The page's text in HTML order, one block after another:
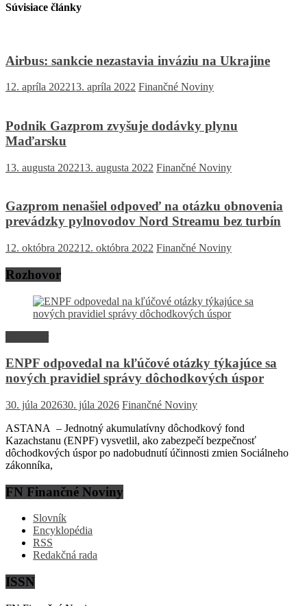
Súvisiace články
Airbus: sankcie nezastavia inváziu na Ukrajine
12. apríla 202213. apríla 2022 Finančné Noviny
Podnik Gazprom zvyšuje dodávky plynu
Maďarsku
13. augusta 202213. augusta 2022 Finančné Noviny
Gazprom nenašiel odpoveď na otázku obnovenia
prevádzky pylnovodov Nord Streamu bez turbín
12. októbra 202212. októbra 2022 Finančné Noviny
Rozhovor
ENPF odpovedal na kľúčové otázky týkajúce sa
nových pravidiel správy dôchodkových úspor
30. júla 202630. júla 2026 Finančné Noviny
ASTANA – Jednotný akumulatívny dôchodkový fond
Kazachstanu (ENPF) vysvetlil, ako zabezpečí bezpečnosť
dôchodkových úspor po nadobudnutí účinnosti zmien Sociálneho
zákonníka,
FN Finančné Noviny
Slovník
Encyklopédia
RSS
Redakčná rada
ISSN